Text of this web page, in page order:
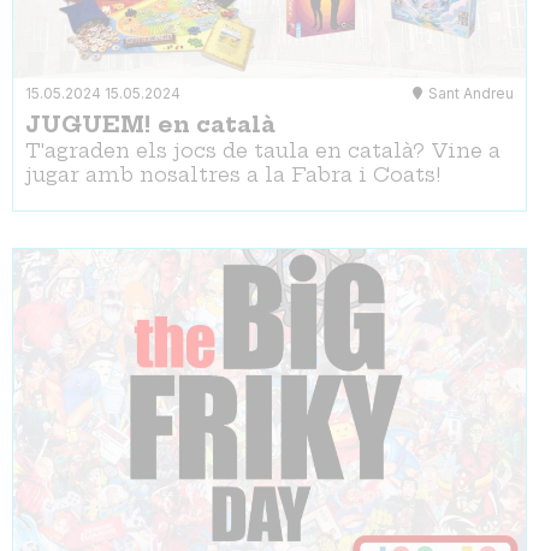
15.05.2024 15.05.2024 Sant Andreu
JUGUEM! en català
T'agraden els jocs de taula en català? Vine a
jugar amb nosaltres a la Fabra i Coats!